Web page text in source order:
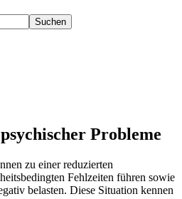
Probleme
zu einer reduzierten
Fehlzeiten führen sowie
belasten. Diese Situation kennen